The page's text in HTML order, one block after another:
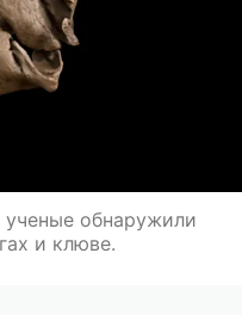
ученые обнаружили
и клюве.